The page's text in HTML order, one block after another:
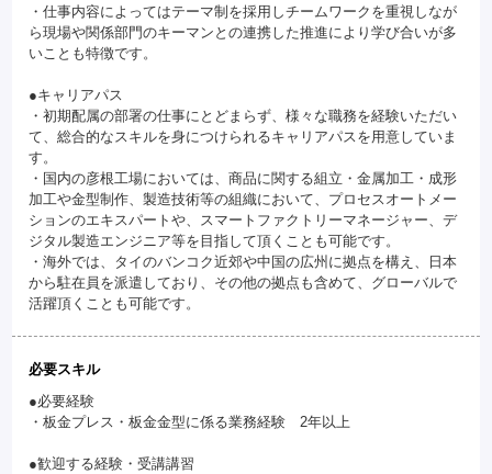
・仕事内容によってはテーマ制を採用しチームワークを重視しなが
ら現場や関係部門のキーマンとの連携した推進により学び合いが多
いことも特徴です。
●キャリアパス
・初期配属の部署の仕事にとどまらず、様々な職務を経験いただい
て、総合的なスキルを身につけられるキャリアパスを用意していま
す。
・国内の彦根工場においては、商品に関する組立・金属加工・成形
加工や金型制作、製造技術等の組織において、プロセスオートメー
ションのエキスパートや、スマートファクトリーマネージャー、デ
ジタル製造エンジニア等を目指して頂くことも可能です。
・海外では、タイのバンコク近郊や中国の広州に拠点を構え、日本
から駐在員を派遣しており、その他の拠点も含めて、グローバルで
活躍頂くことも可能です。
必要スキル
●必要経験
・板金プレス・板金金型に係る業務経験 2年以上
●歓迎する経験・受講講習